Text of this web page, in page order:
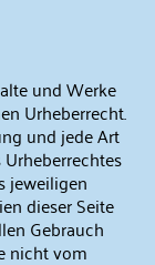
und Werke
Urheberrecht.
und jede Art
jeweiligen
dieser Seite
Gebrauch
nicht vom